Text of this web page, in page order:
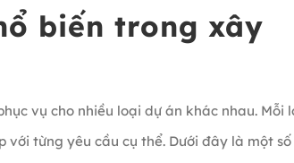
biến trong xây
vụ cho nhiều loại dự án khác nhau. Mỗi
từng yêu cầu cụ thể. Dưới đây là một